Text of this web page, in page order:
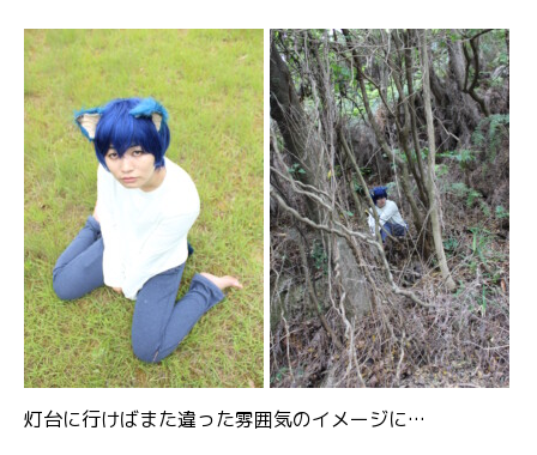
灯台に行けばまた違った雰囲気のイメージに…